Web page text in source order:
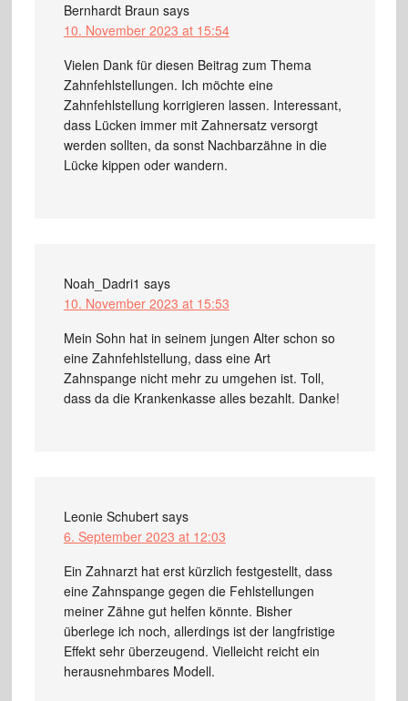
Bernhardt Braun says
10. November 2023 at 15:54
Vielen Dank für diesen Beitrag zum Thema
Zahnfehlstellungen. Ich möchte eine
Zahnfehlstellung korrigieren lassen. Interessant,
dass Lücken immer mit Zahnersatz versorgt
werden sollten, da sonst Nachbarzähne in die
Lücke kippen oder wandern.
Noah_Dadri1 says
10. November 2023 at 15:53
Mein Sohn hat in seinem jungen Alter schon so
eine Zahnfehlstellung, dass eine Art
Zahnspange nicht mehr zu umgehen ist. Toll,
dass da die Krankenkasse alles bezahlt. Danke!
Leonie Schubert says
6. September 2023 at 12:03
Ein Zahnarzt hat erst kürzlich festgestellt, dass
eine Zahnspange gegen die Fehlstellungen
meiner Zähne gut helfen könnte. Bisher
überlege ich noch, allerdings ist der langfristige
Effekt sehr überzeugend. Vielleicht reicht ein
herausnehmbares Modell.